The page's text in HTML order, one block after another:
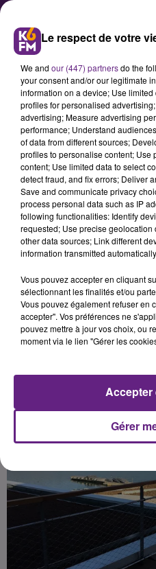
L'eau du Lac
vraiment
Après les cas de
suite au triathlon
26 mai, l’Agence
de Bourgogne-
prélèvement a
début de
Publié : 5 juin 2024 à 14h30
Le respect de votre
We and our (447) partnersdo the
your consent and/or our legitimate
information on a device; Use
profiles for personalised
advertising; Measure advertising
performance; Understand
of data from different sources;
profiles to personalise content; Use
content; Use limited data to select
detect fraud, and fix errors; Deliver
Save and communicate privacy
process personal data such as IP
following functionalities: Identify
requested; Use precise
other data sources; Link different
information transmitted
Vous pouvez accepter en cliquant
sélectionnant les finalités et/ou
Vous pouvez également refuser en
accepter". Vos préférences ne
pouvez mettre à jour vos choix, ou
moment via le lien "Gérer les
Gérer
Accepter